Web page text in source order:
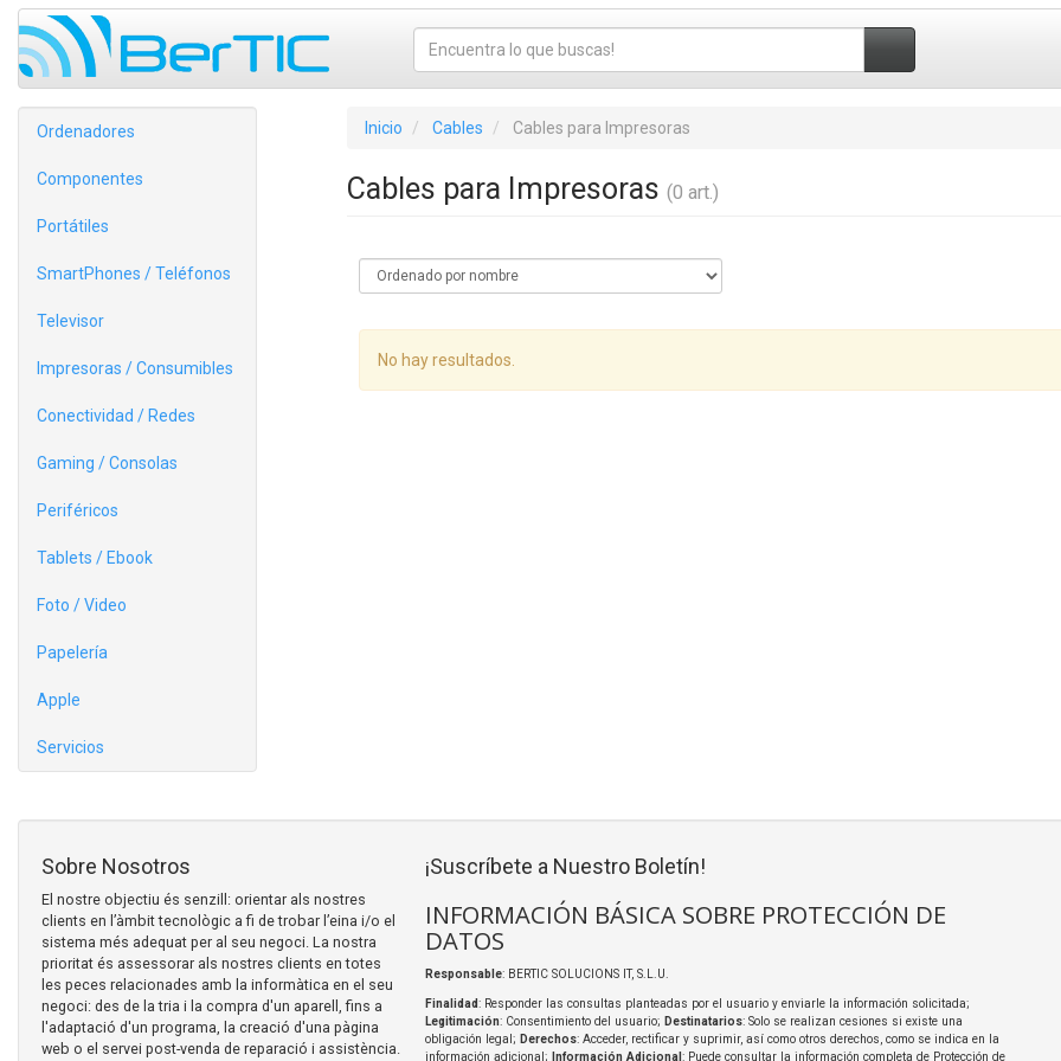
Ordenadores
Componentes
Portátiles
SmartPhones / Teléfonos
Televisor
Impresoras / Consumibles
Conectividad / Redes
Gaming / Consolas
Periféricos
Tablets / Ebook
Foto / Video
Papelería
Apple
Servicios
Inicio Cables Cables para Impresoras
Cables para Impresoras (0 art.)
No hay resultados.
Sobre Nosotros
El nostre objectiu és senzill: orientar als nostres
clients en l’àmbit tecnològic a fi de trobar l’eina i/o el
sistema més adequat per al seu negoci. La nostra
prioritat és assessorar als nostres clients en totes
les peces relacionades amb la informàtica en el seu
negoci: des de la tria i la compra d'un aparell, fins a
l'adaptació d'un programa, la creació d'una pàgina
web o el servei post-venda de reparació i assistència.
¡Suscríbete a Nuestro Boletín!
INFORMACIÓN BÁSICA SOBRE PROTECCIÓN DE
DATOS
Responsable: BERTIC SOLUCIONS IT, S.L.U.
Finalidad: Responder las consultas planteadas por el usuario y enviarle la información solicitada;
Legitimación: Consentimiento del usuario; Destinatarios: Solo se realizan cesiones si existe una
obligación legal; Derechos: Acceder, rectificar y suprimir, así como otros derechos, como se indica en la
información adicional;
Información Adicional : Puede consultar la información completa de Protección de